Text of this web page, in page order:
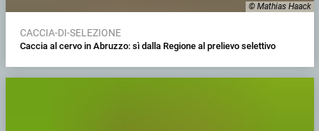
© Mathias Haack
CACCIA-DI-SELEZIONE
Caccia al cervo in Abruzzo: sì dalla Regione al prelievo selettivo